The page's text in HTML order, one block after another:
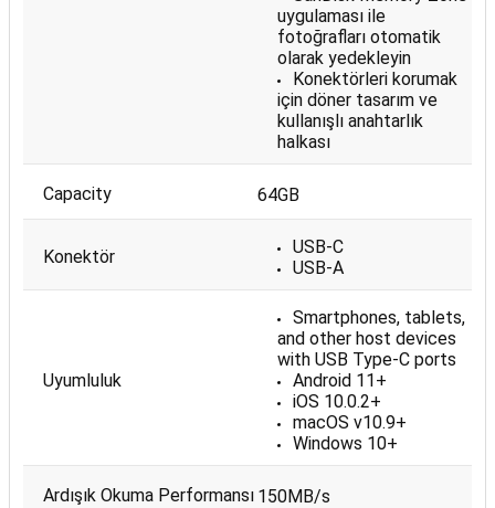
uygulaması ile
fotoğrafları otomatik
olarak yedekleyin
Konektörleri korumak
için döner tasarım ve
kullanışlı anahtarlık
halkası
Capacity 64GB
Konektör
USB-C
USB-A
Uyumluluk
Smartphones, tablets,
and other host devices
with USB Type-C ports
Android 11+
iOS 10.0.2+
macOS v10.9+
Windows 10+
Ardışık Okuma Performansı 150MB/s